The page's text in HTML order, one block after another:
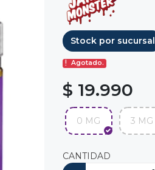
Stock por sucursal
Agotado.
$ 19.990
0 MG 3 MG
CANTIDAD